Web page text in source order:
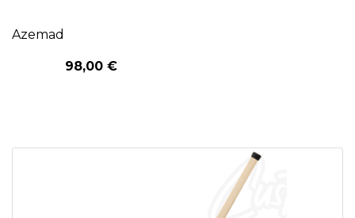
Azemad
98,00 €